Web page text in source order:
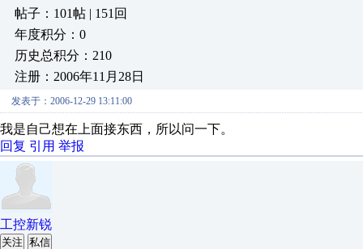
帖子：101帖 | 151回
年度积分：0
历史总积分：210
注册：2006年11月28日
发表于：2006-12-29 13:11:00
我是自己想在上面接东西，所以问一下。
回复 引用 举报
工控新锐
关注 私信